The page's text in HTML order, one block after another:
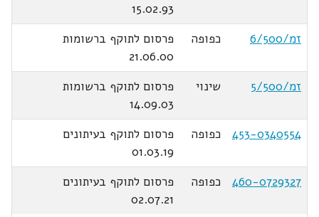
15.02.93
זמ/6/500
כפופה
פרסום לתוקף ברשומות
21.06.00
זמ/5/500
שינוי
פרסום לתוקף ברשומות
14.09.03
453-0340554
כפופה
פרסום לתוקף בעיתונים
01.03.19
460-0729327
כפופה
פרסום לתוקף בעיתונים
02.07.21